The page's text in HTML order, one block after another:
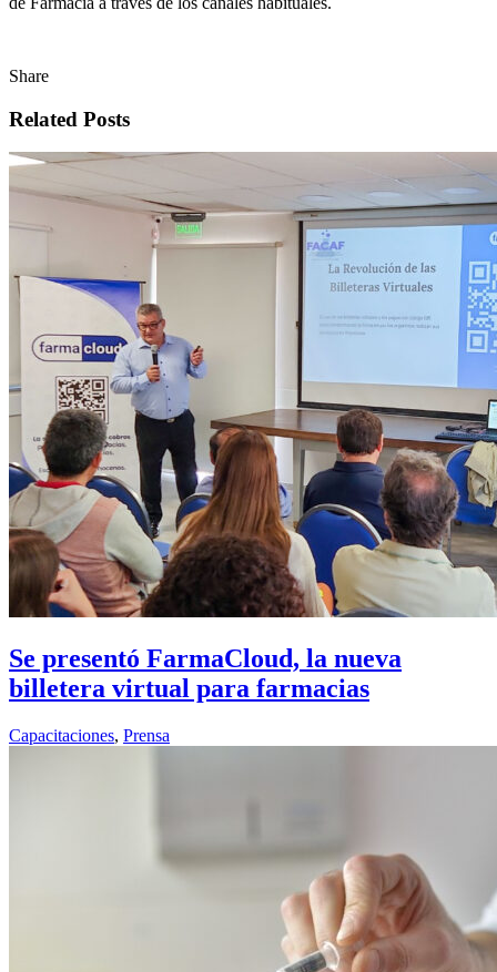
Share
Related Posts
Se presentó FarmaCloud, la nueva
billetera virtual para farmacias
Capacitaciones, Prensa